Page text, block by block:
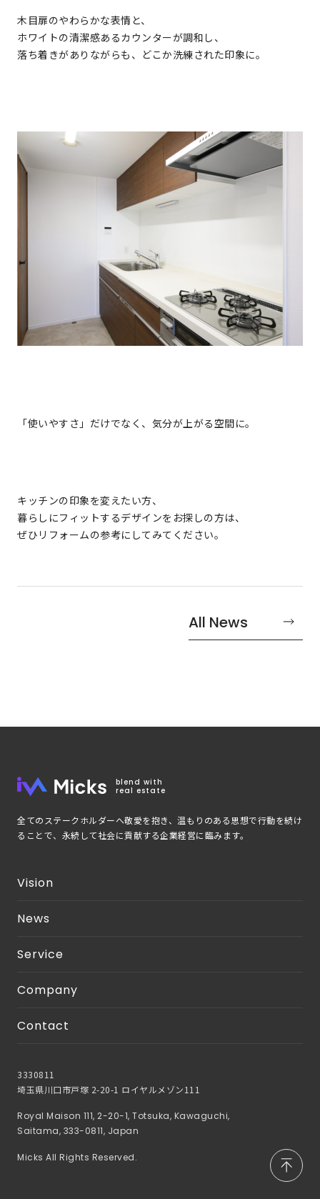
木目扉のやわらかな表情と、
ホワイトの清潔感あるカウンターが調和し、
落ち着きがありながらも、どこか洗練された印象に。
「使いやすさ」だけでなく、気分が上がる空間に。
キッチンの印象を変えたい方、
暮らしにフィットするデザインをお探しの方は、
ぜひリフォームの参考にしてみてください。
All News
blend with
real estate
全てのステークホルダーへ敬愛を抱き、温もりのある思想で行動を続け
ることで、永続して社会に貢献する企業経営に臨みます。
3330811
埼玉県川口市戸塚 2-20-1 ロイヤルメゾン111
Royal Maison 111, 2-20-1, Totsuka, Kawaguchi,
Saitama, 333-0811, Japan
Vision
News
Service
Company
Contact
Micks All Rights Reserved.